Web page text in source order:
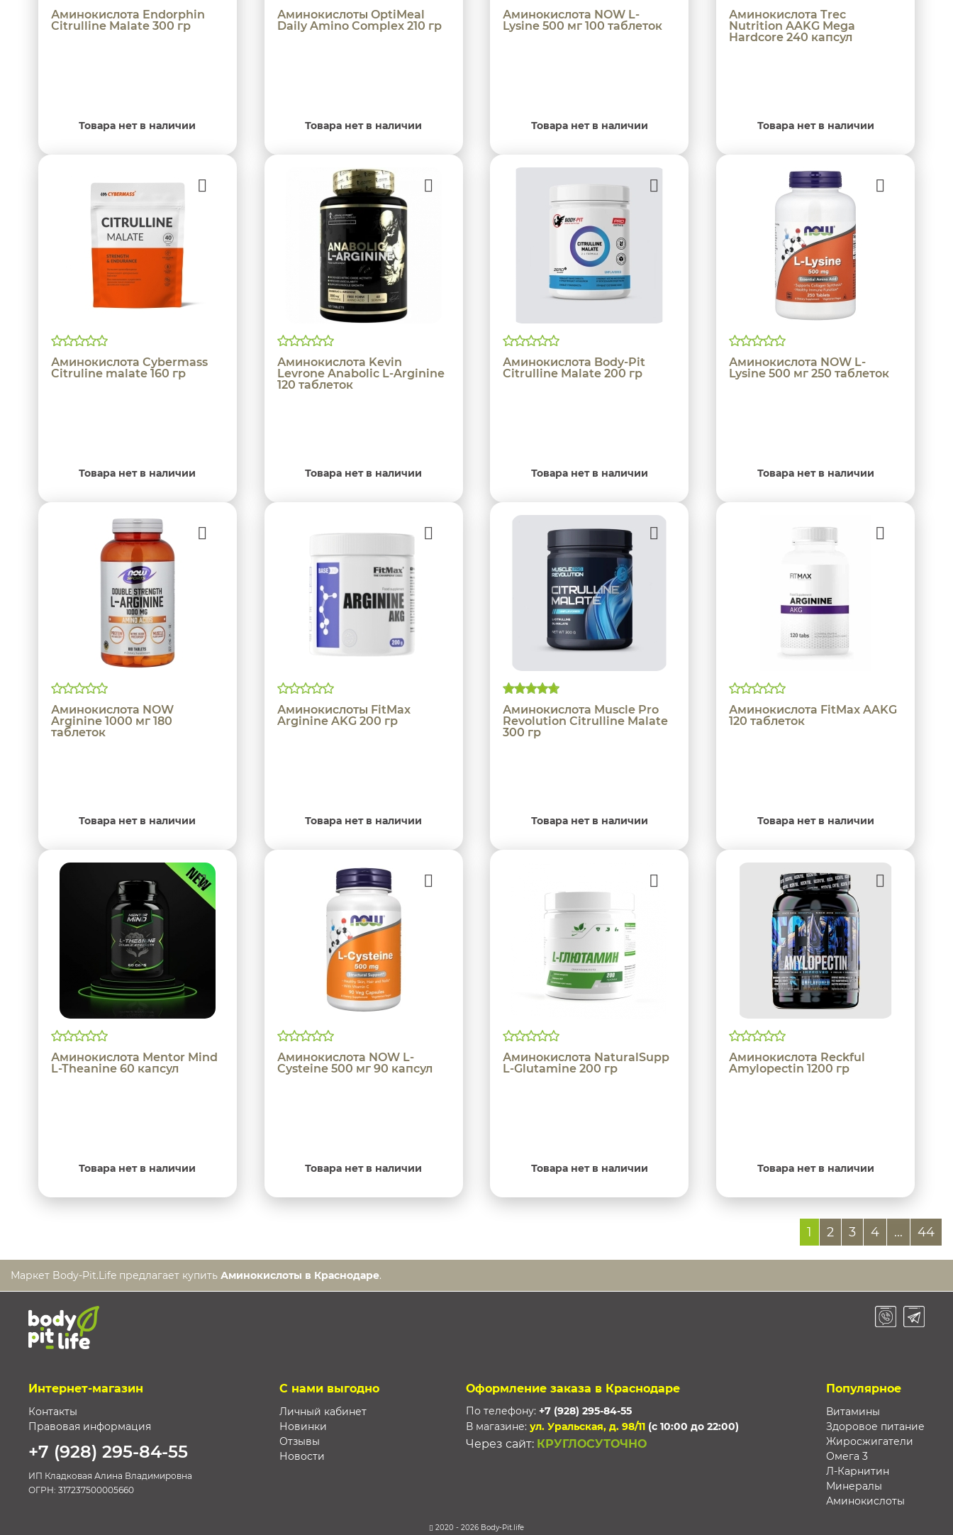
Аминокислота Endorphin
Citrulline Malate 300 гр
Товара нет в наличии
Аминокислоты OptiMeal
Daily Amino Complex 210 гр
Товара нет в наличии
Аминокислота NOW L-
Lysine 500 мг 100 таблеток
Товара нет в наличии
Аминокислота Trec
Nutrition AAKG Mega
Hardcore 240 капсул
Товара нет в наличии
Аминокислота Cybermass
Citruline malate 160 гр
Товара нет в наличии
Аминокислота Kevin
Levrone Anabolic L-Arginine
120 таблеток
Товара нет в наличии
Аминокислота Body-Pit
Citrulline Malate 200 гр
Товара нет в наличии
Аминокислота NOW L-
Lysine 500 мг 250 таблеток
Товара нет в наличии
Аминокислота NOW
Arginine 1000 мг 180
таблеток
Товара нет в наличии
Аминокислоты FitMax
Arginine AKG 200 гр
Товара нет в наличии
Аминокислота Muscle Pro
Revolution Citrulline Malate
300 гр
Товара нет в наличии
Аминокислота FitMax AAKG
120 таблеток
Товара нет в наличии
Аминокислота Mentor Mind
L-Theanine 60 капсул
Товара нет в наличии
Аминокислота NOW L-
Cysteine 500 мг 90 капсул
Товара нет в наличии
Аминокислота NaturalSupp
L-Glutamine 200 гр
Товара нет в наличии
Аминокислота Reckful
Amylopectin 1200 гр
Товара нет в наличии
1 2 3 4 ... 44
Маркет Body-Pit.Life предлагает купить Аминокислоты в Краснодаре.
Интернет-магазин
Контакты
Правовая информация
+7 (928) 295-84-55
ИП Кладковая Алина Владимировна
ОГРН: 317237500005660
С нами выгодно
Личный кабинет
Новинки
Отзывы
Новости
Оформление заказа в Краснодаре
По телефону: +7 (928) 295-84-55
В магазине:ул. Уральская, д. 98/11 (с 10:00 до 22:00)
Через сайт: КРУГЛОСУТОЧНО
Популярное
Витамины
Здоровое питание
Жиросжигатели
Омега 3
Л-Карнитин
Минералы
Аминокислоты
2020 - 2026 Body-Pit.life